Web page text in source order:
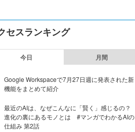
セスランキング
今日 月間
Google Workspaceで7月27日週に発表された新
機能をまとめて紹介
最近のAIは、なぜこんなに「賢く」感じるの？
進化の裏にあるモノとは #マンガでわかるAIの
仕組み 第2話